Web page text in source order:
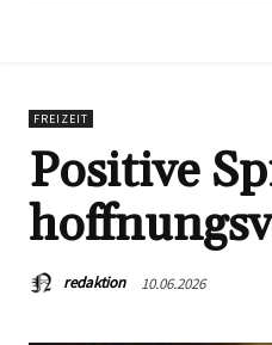
FREIZEIT
Positive
redaktion 10.06.2026